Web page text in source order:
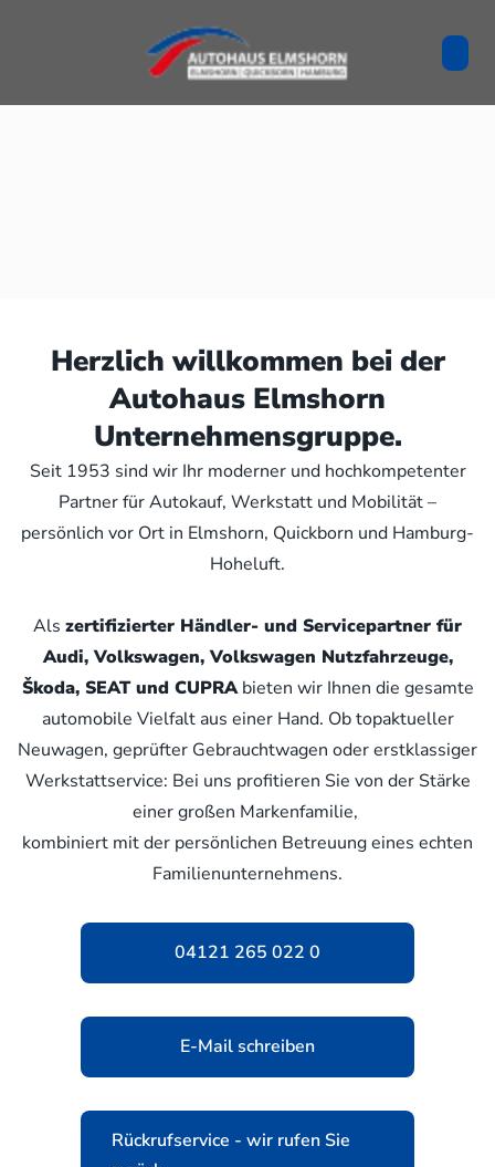
Herzlich willkommen bei der
Autohaus Elmshorn
Unternehmensgruppe.
Seit 1953 sind wir Ihr moderner und hochkompetenter
Partner für Autokauf, Werkstatt und Mobilität –
persönlich vor Ort in Elmshorn, Quickborn und Hamburg-
Hoheluft.
Als zertifizierter Händler- und Servicepartner für
Audi, Volkswagen, Volkswagen Nutzfahrzeuge,
Škoda, SEAT und CUPRAbieten wir Ihnen die gesamte
automobile Vielfalt aus einer Hand. Ob topaktueller
Neuwagen, geprüfter Gebrauchtwagen oder erstklassiger
Werkstattservice: Bei uns profitieren Sie von der Stärke
einer großen Markenfamilie,
kombiniert mit der persönlichen Betreuung eines echten
Familienunternehmens.
04121 265 022 0
E-Mail schreiben
Rückrufservice - wir rufen Sie